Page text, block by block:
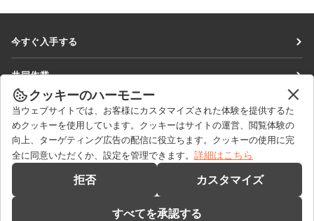
今すぐ入手する
DocSpace
Workspace
コネクター
デスクトップアプリ
モバイルアプリ
共同作業
貢献者向け
翻訳者向け
インフルエンサー向け
求人情報
ニュースを見る
ブログ
ヘルプを得る
フォーラム
セールスに関する質問
sales@onlyoffice.com
クッキーのハーモニー
当ウェブサイトでは、お客様にカスタマイズされた体験を提供するた
めクッキーを使用しています。クッキーはサイトの運営、閲覧体験の
向上、ターゲティング広告の配信に役立ちます。クッキーの使用に完
全に同意いただくか、設定を管理できます。 詳細はこちら
拒否 カスタマイズ
すべてを承認する